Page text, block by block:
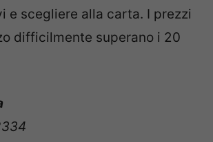
e scegliere alla carta. I prezzi
difficilmente superano i 20